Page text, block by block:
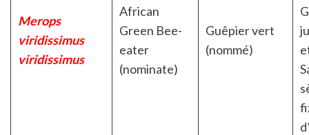
Merops
viridissimus
viridissimus
African
Green Bee-
eater
(nominate)
Guêpier vert
(nommé)